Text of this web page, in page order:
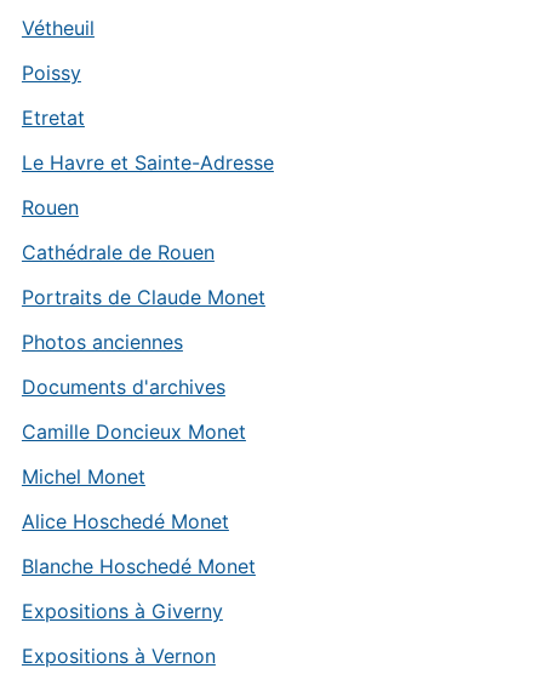
Vétheuil
Poissy
Etretat
Le Havre et Sainte-Adresse
Rouen
Cathédrale de Rouen
Portraits de Claude Monet
Photos anciennes
Documents d'archives
Camille Doncieux Monet
Michel Monet
Alice Hoschedé Monet
Blanche Hoschedé Monet
Expositions à Giverny
Expositions à Vernon